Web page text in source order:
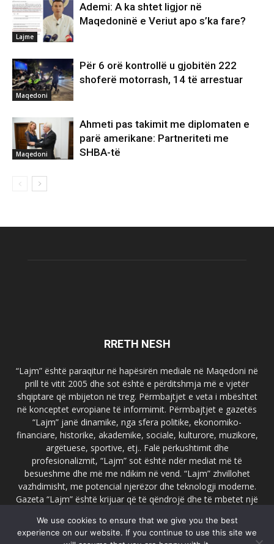
Lajme
Ademi: A ka shtet ligjor në
Maqedoninë e Veriut apo s’ka fare?
Maqedoni
Për 6 orë kontrollë u gjobitën 222
shoferë motorrash, 14 të arrestuar
Maqedoni
Ahmeti pas takimit me diplomaten e
parë amerikane: Partneriteti me
SHBA-të
RRETH NESH
“Lajm” është paraqitur në hapësirën mediale në Maqedoni në
prill të vitit 2005 dhe sot është e përditshmja më e vjetër
shqiptare që mbijeton në treg. Përmbajtjet e veta i mbështet
në konceptet evropiane të informimit. Përmbajtjet e gazetës
“Lajm” janë dinamike, nga sfera politike, ekonomiko-
financiare, historike, akademike, sociale, kulturore, muzikore,
argëtuese, sportive, etj.. Falë përkushtimit dhe
profesionalizmit, “Lajm” sot është ndër mediat më të
besueshme dhe më me ndikim në vend. “Lajm” zhvillohet
vazhdimisht, me potencial njerëzor dhe teknologji moderne.
Gazeta “Lajm” është krijuar që të qëndrojë dhe të mbetet një
faqja zyrtare e gazetës “Lajm”, www.lajmpress.org është një
ndër portalet më të njohur në Maqedoni.
We use cookies to ensure that we give you the best
experience on our website. If you continue to use this site we